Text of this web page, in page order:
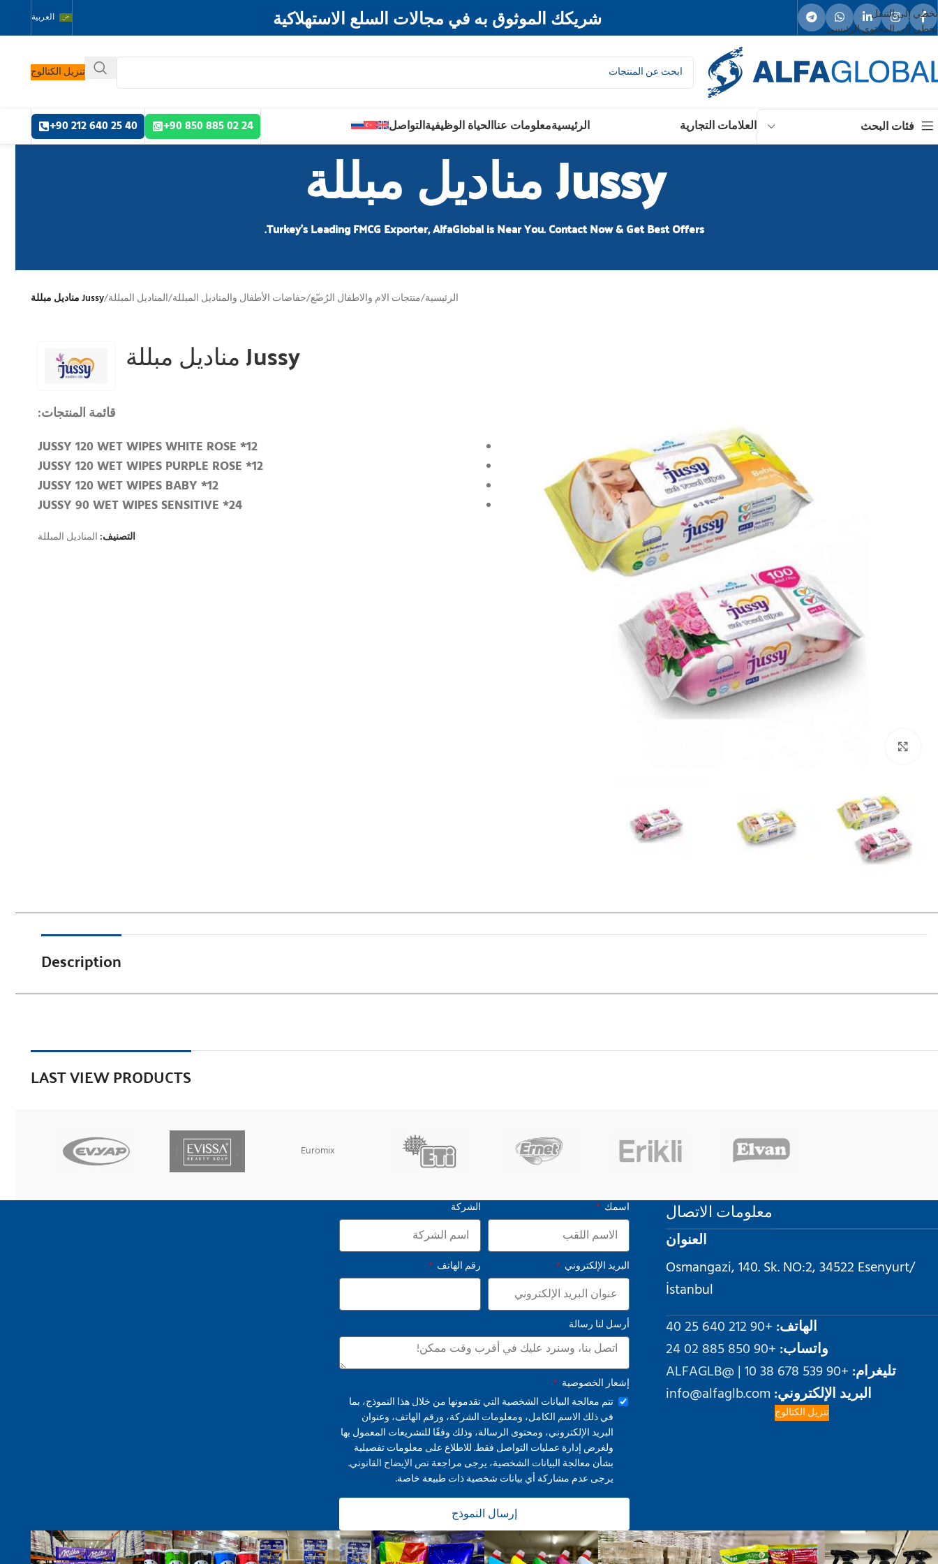
تخطي إلى التنقل
تخطي إلى المحتوى الرئيسي
شريكك الموثوق به في مجالات السلع الاستهلاكية العربية
تنزيل الكتالوج
فئات البحث العلامات التجارية الرئيسيةمعلومات عناالحياة الوظيفيةالتواصل 24 02 885 850 90+
40 25 640 212 90+
Jussy مناديل مبللة
Turkey’s Leading FMCG Exporter, AlfaGlobal is Near You. Contact Now & Get Best Offers.
الرئيسية/منتجات الام والاطفال الرُضّع/حفاضات الأطفال والمناديل المبللة/المناديل المبللة/Jussy مناديل مبللة
Jussy مناديل مبللة
قائمة المنتجات:
JUSSY 120 WET WIPES WHITE ROSE *12
JUSSY 120 WET WIPES PURPLE ROSE *12
JUSSY 120 WET WIPES BABY *12
JUSSY 90 WET WIPES SENSITIVE *24
التصنيف: المناديل المبللة
Description
LAST VIEW PRODUCTS
Euromix
معلومات الاتصال
العنوان
Osmangazi, 140. Sk. NO:2, 34522 Esenyurt/
İstanbul
الهاتف: +90 212 640 25 40
واتساب: +90 850 885 02 24
تليغرام: +90 539 678 38 10 | @ALFAGLB
البريد الإلكتروني: info@alfaglb.com
تنزيل الكتالوج
اسمك الشركة
البريد الإلكتروني رقم الهاتف
أرسل لنا رسالة
إشعار الخصوصية
تتم معالجة البيانات الشخصية التي تقدمونها من خلال هذا النموذج، بما
في ذلك الاسم الكامل، ومعلومات الشركة، ورقم الهاتف، وعنوان
البريد الإلكتروني، ومحتوى الرسالة، وذلك وفقًا للتشريعات المعمول بها
ولغرض إدارة عمليات التواصل فقط. للاطلاع على معلومات تفصيلية
بشأن معالجة البيانات الشخصية، يرجى مراجعة نص الإيضاح القانوني.
يرجى عدم مشاركة أي بيانات شخصية ذات طبيعة خاصة.
إرسال النموذج